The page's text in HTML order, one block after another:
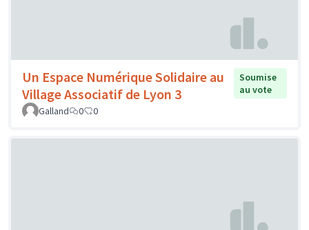
Un Espace Numérique Solidaire au
Village Associatif de Lyon 3
Soumise
au vote
Galland
0 0